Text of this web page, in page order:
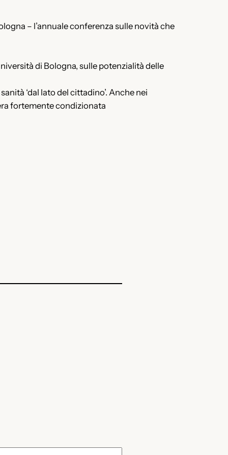
– l’annuale conferenza sulle novità che
di Bologna, sulle potenzialità delle
‘dal lato del cittadino’. Anche nei
fortemente condizionata